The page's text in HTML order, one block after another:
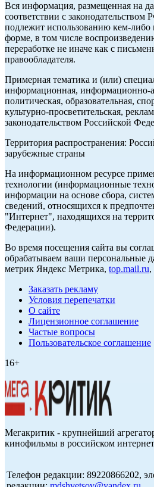
Вся информация, размещенная на
соответствии с законодательством
подлежит использованию кем-
форме, в том числе
переработке не иначе как с
правообладателя.
Примерная тематика и (или)
информационная, информационно-
политическая, образовательная,
культурно-просветительская,
законодательством Российской
Территория распространения:
зарубежные страны
На информационном ресурсе
технологии (информационные
информации на основе сбора,
сведений, относящихся к
"Интернет", находящихся на
Федерации).
Во время посещения сайта вы
обрабатываем ваши персональные
метрик Яндекс Метрика, top.mail.ru,
Заказать рекламу
Условия перепечатки
О сайте
Лицензионное соглашение
Частые вопросы
Пользовательское соглашение
16+
Мегакритик - крупнейший
кинофильмы в российском
Телефон редакции: 89220866202,